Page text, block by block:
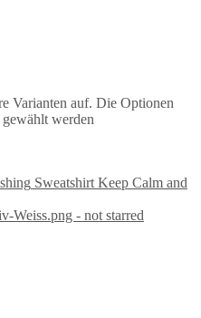
Varianten auf. Die Optionen
werden
Sweatshirt Keep Calm and